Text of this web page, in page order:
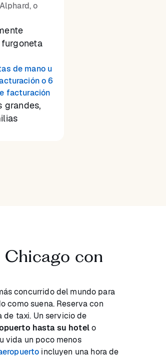
o
de mano u
o 6
facturación
grandes,
con
concurrido del mundo para
como suena. Reserva con
de taxi. Un servicio de
hasta su hotelo
vida un poco menos
incluyen una hora de